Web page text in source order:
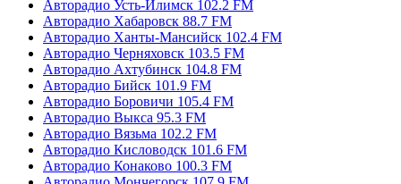
Авторадио Усть-Илимск 102.2 FM
Авторадио Хабаровск 88.7 FM
Авторадио Ханты-Мансийск 102.4 FM
Авторадио Черняховск 103.5 FM
Авторадио Ахтубинск 104.8 FM
Авторадио Бийск 101.9 FM
Авторадио Боровичи 105.4 FM
Авторадио Выкса 95.3 FM
Авторадио Вязьма 102.2 FM
Авторадио Кисловодск 101.6 FM
Авторадио Конаково 100.3 FM